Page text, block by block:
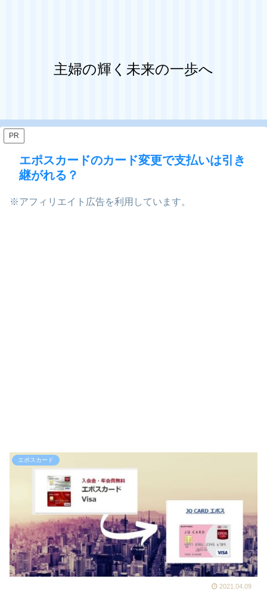
主婦の輝く未来の一歩へ
PR
エポスカードのカード変更で支払いは引き
継がれる？
※アフィリエイト広告を利用しています。
エポスカード
2021.04.09